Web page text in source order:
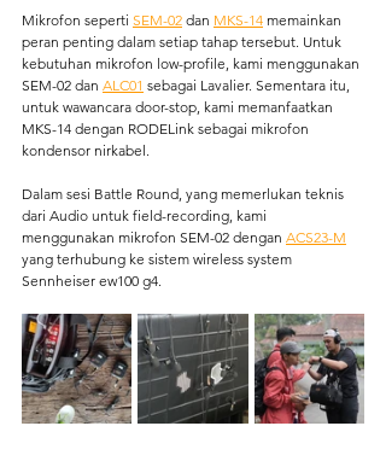
Mikrofon seperti SEM-02 dan MKS-14 memainkan
peran penting dalam setiap tahap tersebut. Untuk
kebutuhan mikrofon low-profile, kami menggunakan
SEM-02 dan ALC01 sebagai Lavalier. Sementara itu,
untuk wawancara door-stop, kami memanfaatkan
MKS-14 dengan RODELink sebagai mikrofon
kondensor nirkabel.
Dalam sesi Battle Round, yang memerlukan teknis
dari Audio untuk field-recording, kami
menggunakan mikrofon SEM-02 dengan ACS23-M
yang terhubung ke sistem wireless system
Sennheiser ew100 g4.